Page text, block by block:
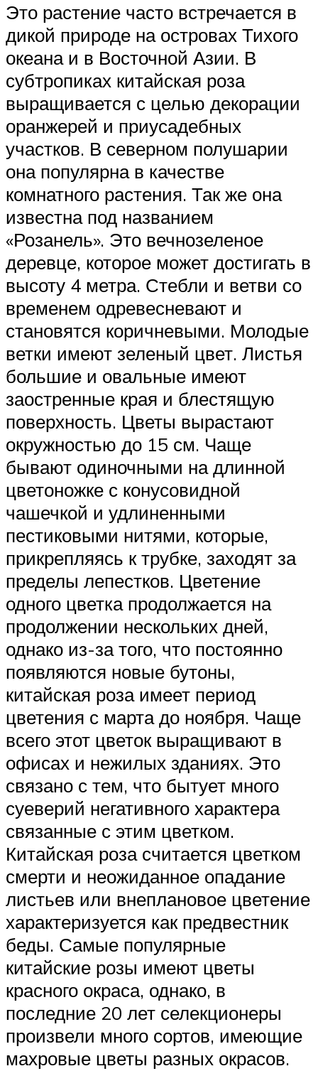
Это растение часто встречается в
дикой природе на островах Тихого
океана и в Восточной Азии. В
субтропиках китайская роза
выращивается с целью декорации
оранжерей и приусадебных
участков. В северном полушарии
она популярна в качестве
комнатного растения. Так же она
известна под названием
«Розанель». Это вечнозеленое
деревце, которое может достигать в
высоту 4 метра. Стебли и ветви со
временем одревесневают и
становятся коричневыми. Молодые
ветки имеют зеленый цвет. Листья
большие и овальные имеют
заостренные края и блестящую
поверхность. Цветы вырастают
окружностью до 15 см. Чаще
бывают одиночными на длинной
цветоножке с конусовидной
чашечкой и удлиненными
пестиковыми нитями, которые,
прикрепляясь к трубке, заходят за
пределы лепестков. Цветение
одного цветка продолжается на
продолжении нескольких дней,
однако из-за того, что постоянно
появляются новые бутоны,
китайская роза имеет период
цветения с марта до ноября. Чаще
всего этот цветок выращивают в
офисах и нежилых зданиях. Это
связано с тем, что бытует много
суеверий негативного характера
связанные с этим цветком.
Китайская роза считается цветком
смерти и неожиданное опадание
листьев или внеплановое цветение
характеризуется как предвестник
беды. Самые популярные
китайские розы имеют цветы
красного окраса, однако, в
последние 20 лет селекционеры
произвели много сортов, имеющие
махровые цветы разных окрасов.